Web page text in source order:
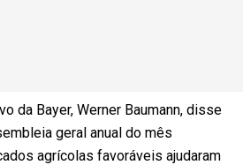
da Bayer, Werner Baumann, disse
geral anual do mês
agrícolas favoráveis ajudaram